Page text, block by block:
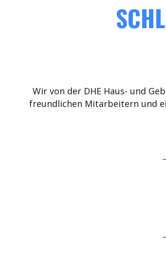
Wir von der DHE Haus- und
freundlichen Mitarbeitern und